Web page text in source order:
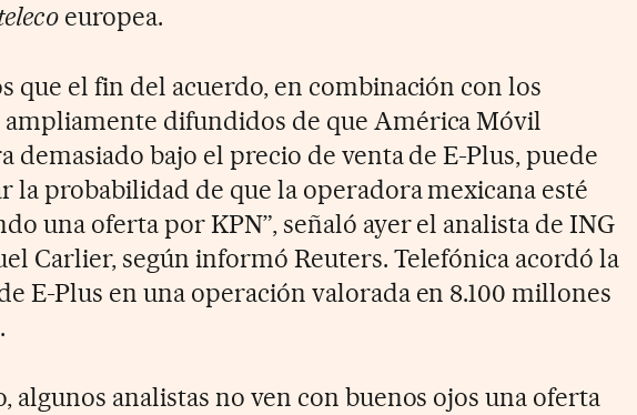
europea.
que el fin del acuerdo, en combinación con los
difundidos de que América Móvil
demasiado bajo el precio de venta de E-Plus, puede
la probabilidad de que la operadora mexicana esté
una oferta por KPN”, señaló ayer el analista de ING
Carlier, según informó Reuters. Telefónica acordó la
E-Plus en una operación valorada en 8.100 millones
algunos analistas no ven con buenos ojos una oferta